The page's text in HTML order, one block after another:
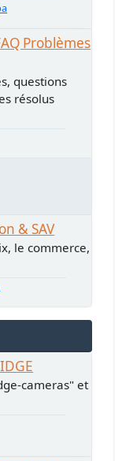
Problèmes
questions
résolus
& SAV
le commerce,
cameras" et